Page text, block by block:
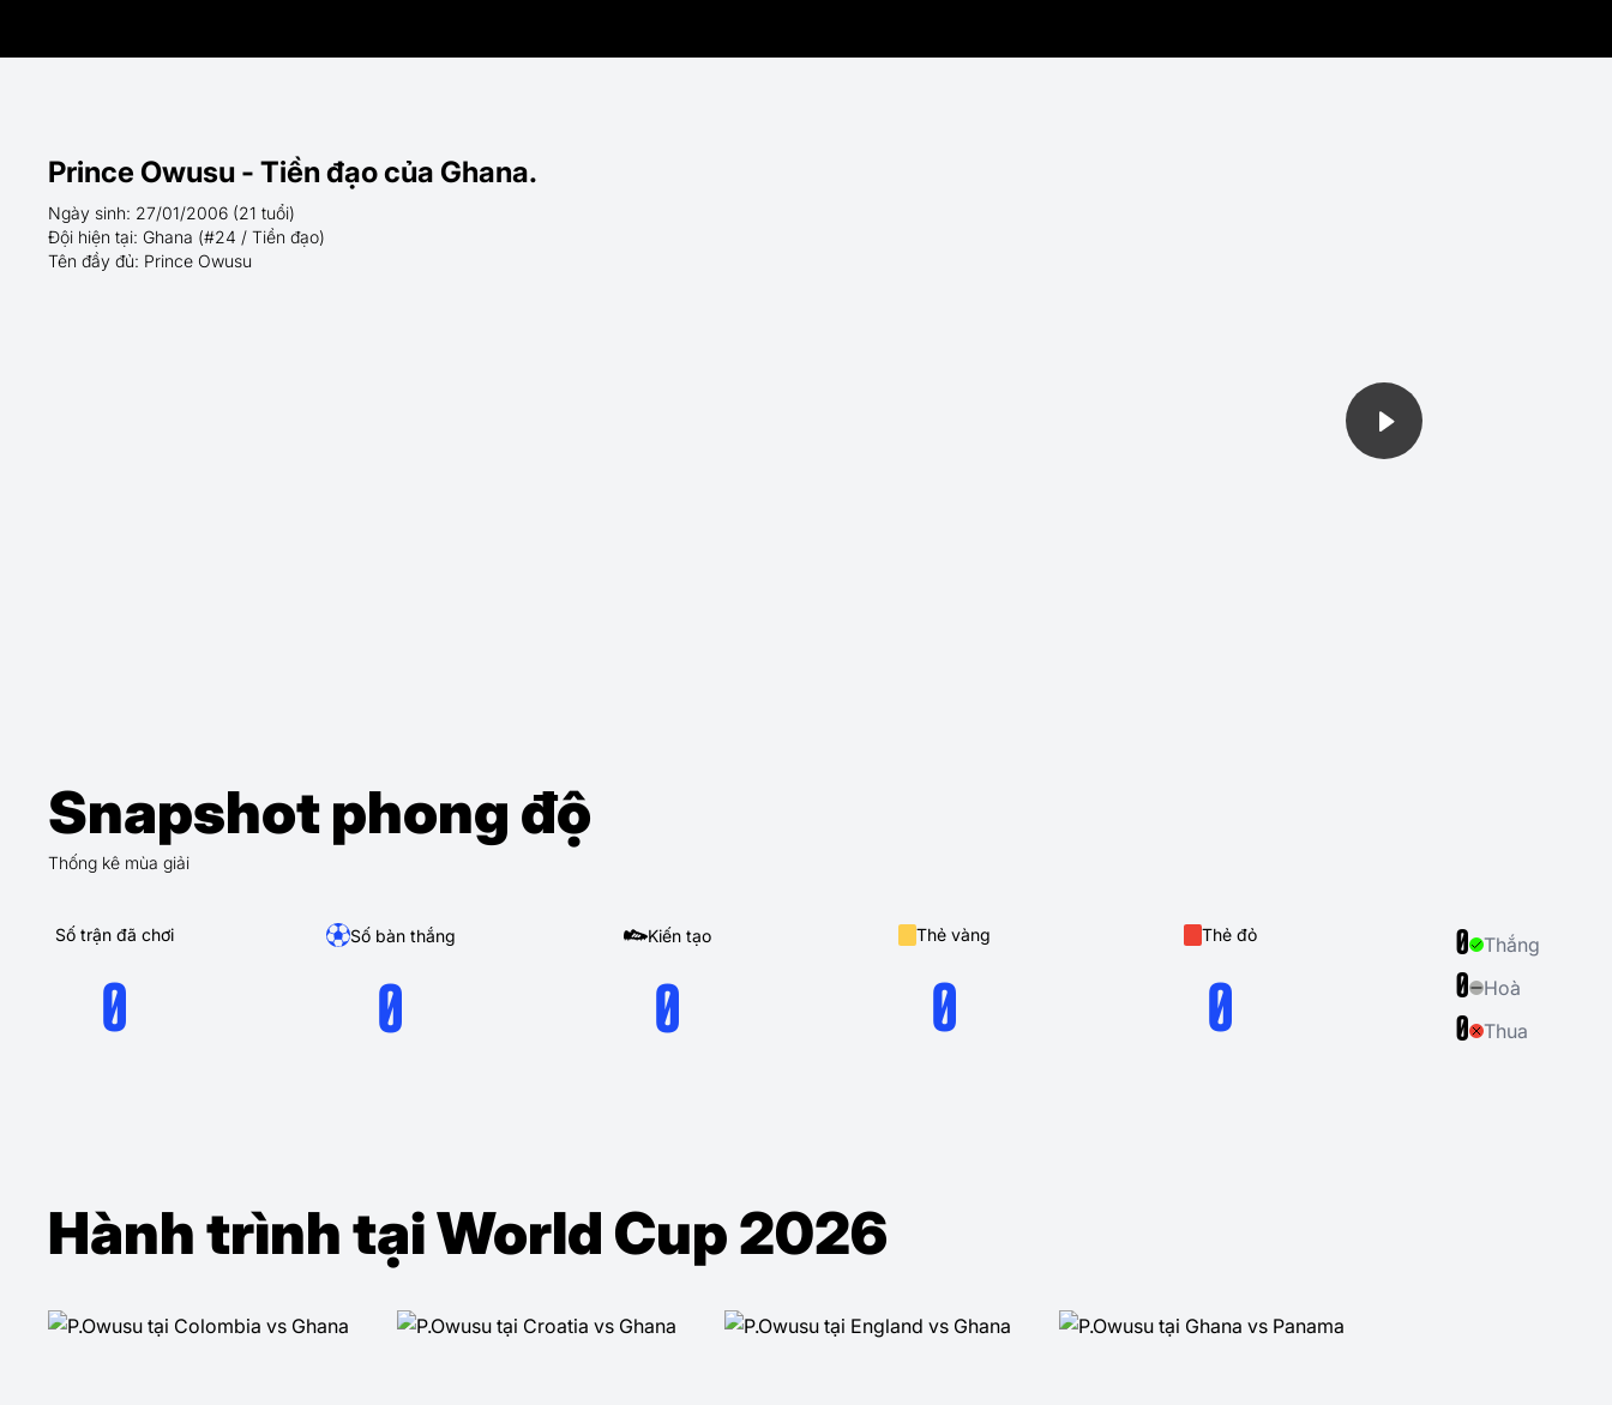
Prince Owusu - Tiền đạo của Ghana.
Ngày sinh: 27/01/2006 (21 tuổi)
Đội hiện tại: Ghana (#24 / Tiền đạo)
Tên đầy đủ: Prince Owusu
Snapshot phong độ
Thống kê mùa giải
Số trận đã chơi
0
Số bàn thắng
0
Kiến tạo
0
Thẻ vàng
0
Thẻ đỏ
0
0 Thắng
0 Hoà
0 Thua
Hành trình tại World Cup 2026